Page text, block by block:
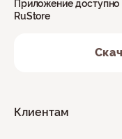
Клиентам
Приложение доступно
RuStore